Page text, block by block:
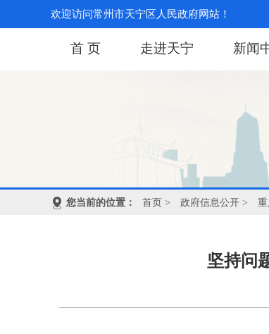
欢迎访问常州市天宁区人民政府网站！
首 页 走进天宁 新闻
您当前的位置： 首页 > 政府信息公开 >
坚持问